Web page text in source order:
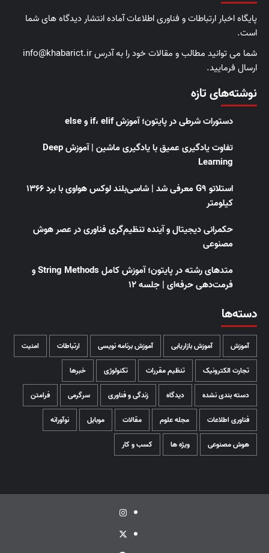
پایگاه اخبار ارتباطات و فناوری اطلاعات آماده انتشار دیدگاه های شما
است.
شما می توانید مطالب و مقالات خود را به آدرس info@khabarict.ir
ارسال فرمایید.
نوشته‌های تازه
دستورات شرطی در پایتون؛ آموزش if، elif و else
تفاوت یادگیری عمیق با یادگیری ماشین | آموزش Deep
Learning
استلاتو G9 معرفی شد | شاسی‌بلند لوکس هواوی با برد ۱۳۶۶
کیلومتر
حکمرانی دیجیتال و آینده تنظیم‌گری فناوری در عصر هوش
مصنوعی
متدهای رشته در پایتون؛ آموزش کامل String Methods و
فرمت‌دهی حرفه‌ای | جلسه ۱۲
دسته‌ها
آموزش آموزش بازاریابی آموزش برنامه نویسی ارتباطات امنیت
تجارت الکترونیک تنظیم مقررات تکنولوژی خبرها
دسته بندی نشده دیدگاه زندگی و فناوری سرگرمی فرامتن
فناوری اطلاعات مجله علوم مقالات موبایل نوآورانه
هوش مصنوعی ویژه ها کسب و کار
اینستاگرام
توئیتر